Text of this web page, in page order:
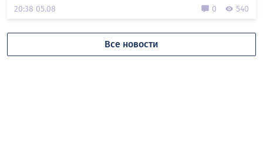
20:38 05.08 0 540
Все новости